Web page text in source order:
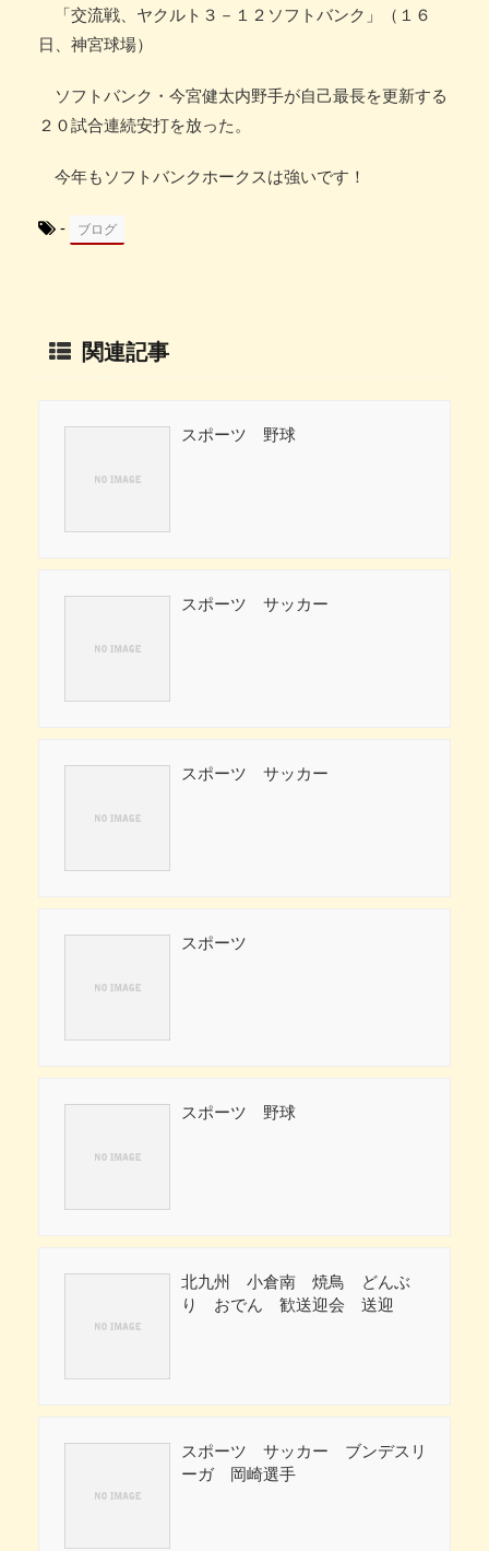
「交流戦、ヤクルト３－１２ソフトバンク」（１６
日、神宮球場）
ソフトバンク・今宮健太内野手が自己最長を更新する
２０試合連続安打を放った。
今年もソフトバンクホークスは強いです！
- ブログ
関連記事
スポーツ 野球
スポーツ サッカー
スポーツ サッカー
スポーツ
スポーツ 野球
北九州 小倉南 焼鳥 どんぶ
り おでん 歓送迎会 送迎
スポーツ サッカー ブンデスリ
ーガ 岡崎選手